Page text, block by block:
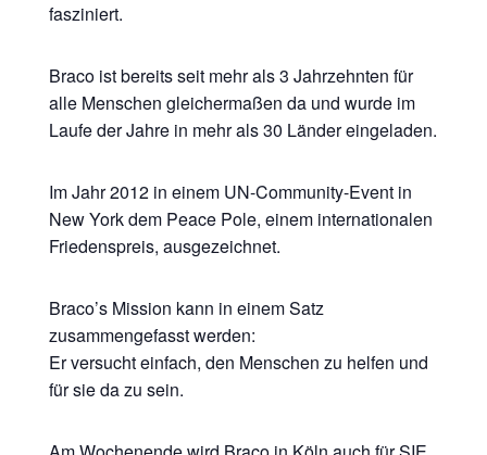
fasziniert.
Braco ist bereits seit mehr als 3 Jahrzehnten für
alle Menschen gleichermaßen da und wurde im
Laufe der Jahre in mehr als 30 Länder eingeladen.
Im Jahr 2012 in einem UN-Community-Event in
New York dem Peace Pole, einem internationalen
Friedenspreis, ausgezeichnet.
Braco’s Mission kann in einem Satz
zusammengefasst werden:
Er versucht einfach, den Menschen zu helfen und
für sie da zu sein.